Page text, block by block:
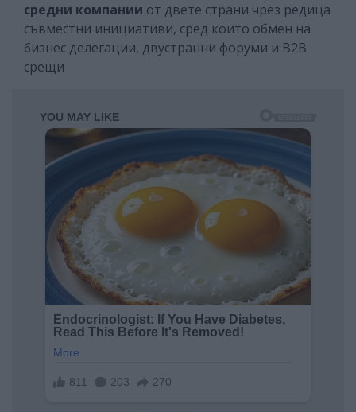
средни компании от двете страни чрез редица
съвместни инициативи, сред които обмен на
бизнес делегации, двустранни форуми и В2В
срещи